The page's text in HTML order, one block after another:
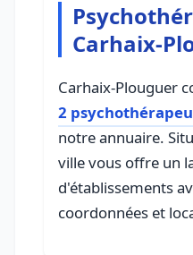
Carhaix-
Carhaix-Plouguer
2
notre annuaire.
ville vous offre un
d'établissements
coordonnées et